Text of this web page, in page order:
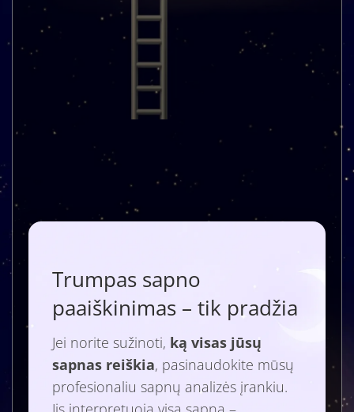
Trumpas sapno
paaiškinimas – tik pradžia
Jei norite sužinoti, ką visas jūsų
sapnas reiškia, pasinaudokite mūsų
profesionaliu sapnų analizės įrankiu.